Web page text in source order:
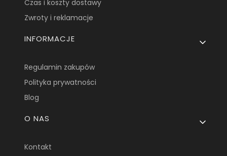
Czas i koszty dostawy
Zwroty i reklamacje
INFORMACJE
Regulamin zakupów
Polityka prywatności
Blog
O NAS
Kontakt